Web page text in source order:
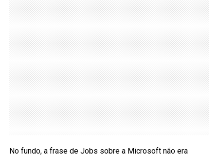
No fundo, a frase de Jobs sobre a Microsoft não era